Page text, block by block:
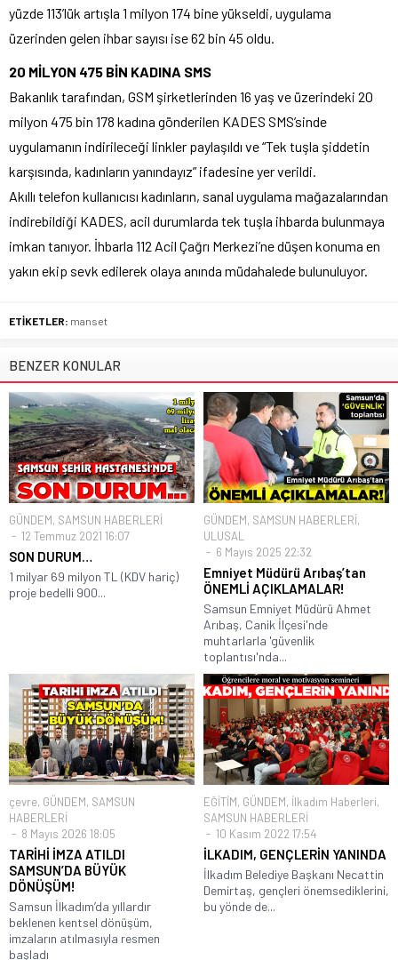
yüzde 113’lük artışla 1 milyon 174 bine yükseldi, uygulama
üzerinden gelen ihbar sayısı ise 62 bin 45 oldu.
20 MİLYON 475 BİN KADINA SMS
Bakanlık tarafından, GSM şirketlerinden 16 yaş ve üzerindeki 20
milyon 475 bin 178 kadına gönderilen KADES SMS’sinde
uygulamanın indirileceği linkler paylaşıldı ve “Tek tuşla şiddetin
karşısında, kadınların yanındayız” ifadesine yer verildi.
Akıllı telefon kullanıcısı kadınların, sanal uygulama mağazalarından
indirebildiği KADES, acil durumlarda tek tuşla ihbarda bulunmaya
imkan tanıyor. İhbarla 112 Acil Çağrı Merkezi’ne düşen konuma en
yakın ekip sevk edilerek olaya anında müdahalede bulunuluyor.
ETİKETLER: manset
BENZER KONULAR
GÜNDEM, SAMSUN HABERLERİ
12 Temmuz 2021 16:07
SON DURUM…
1 milyar 69 milyon TL (KDV hariç)
proje bedelli 900...
GÜNDEM, SAMSUN HABERLERİ,
ULUSAL
6 Mayıs 2025 22:32
Emniyet Müdürü Arıbaş’tan
ÖNEMLİ AÇIKLAMALAR!
Samsun Emniyet Müdürü Ahmet
Arıbaş, Canik İlçesi'nde
muhtarlarla 'güvenlik
toplantısı'nda...
çevre, GÜNDEM, SAMSUN
HABERLERİ
8 Mayıs 2026 18:05
TARİHİ İMZA ATILDI
SAMSUN’DA BÜYÜK
DÖNÜŞÜM!
Samsun İlkadım’da yıllardır
beklenen kentsel dönüşüm,
imzaların atılmasıyla resmen
başladı
EĞİTİM, GÜNDEM, İlkadım Haberleri,
SAMSUN HABERLERİ
10 Kasım 2022 17:54
İLKADIM, GENÇLERİN YANINDA
İlkadım Belediye Başkanı Necattin
Demirtaş, gençleri önemsediklerini,
bu yönde de...